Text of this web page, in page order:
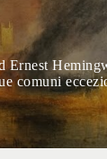
Ernest
comuni